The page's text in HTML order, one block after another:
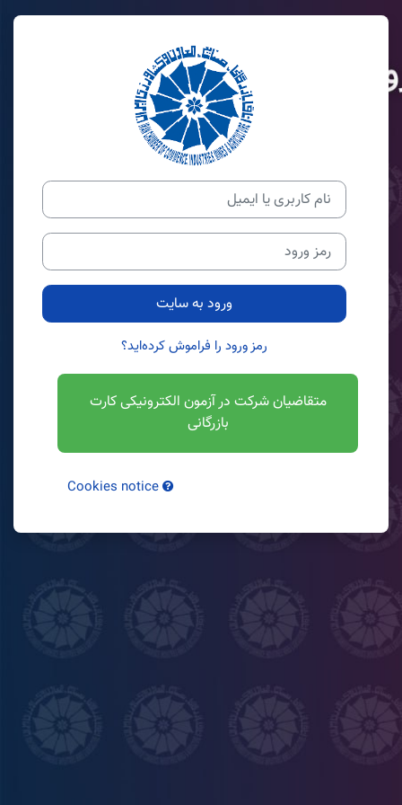
ورود به سامانه
نام کاربری یا ایمیل
رمز ورود
ورود به سایت
رمز ورود را فراموش کرده‌اید؟
متقاضیان شرکت در آزمون الکترونیکی کارت
بازرگانی